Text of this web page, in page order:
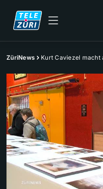
ZüriNews Kurt Caviezel macht